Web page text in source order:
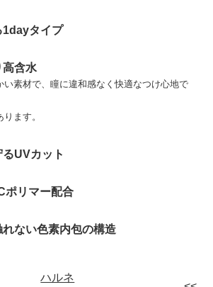
1dayタイプ
高含水
い素材で、瞳に違和感なく快適なつけ心地で
ます。
UVカット
ポリマー配合
ない色素内包の構造
ハルネ